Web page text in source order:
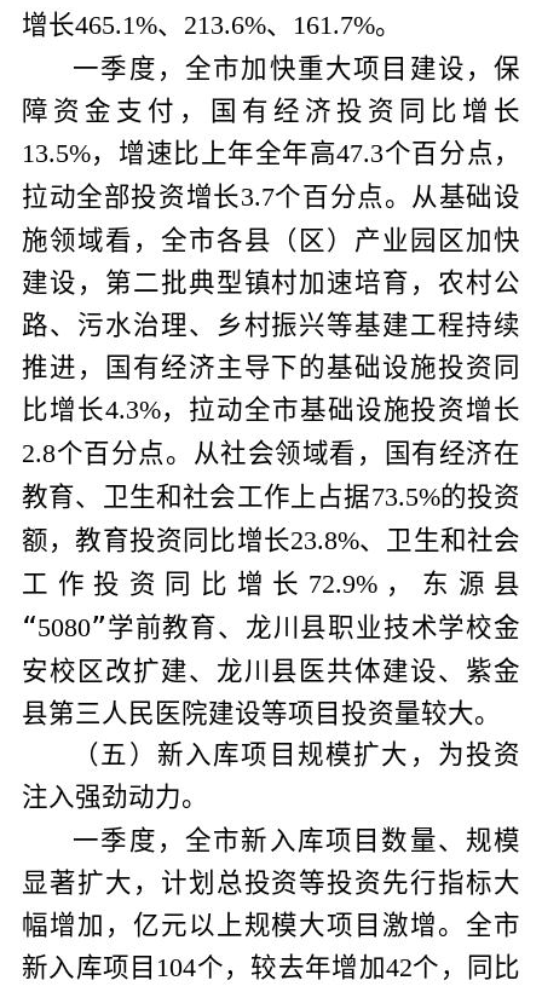
增长465.1%、 213.6%、 161.7%。
一季度，全市加快重大项目建设，保
障资金支付，国有经济投资同比增长
13.5%，增速比上年全年高47.3个百分点，
拉动全部投资增长3.7个百分点。从基础设
施领域看，全市各县（区）产业园区加快
建设，第二批典型镇村加速培育，农村公
路、污水治理、乡村振兴等基建工程持续
推进，国有经济主导下的基础设施投资同
比增长4.3%，拉动全市基础设施投资增长
2.8个百分点。从社会领域看，国有经济在
教育、卫生和社会工作上占据73.5%的投资
额，教育投资同比增长23.8%、卫生和社会
工作投资同比增长 72.9%，东源县
“5080”学前教育、龙川县职业技术学校金
安校区改扩建、龙川县医共体建设、紫金
县第三人民医院建设等项目投资量较大。
（五）新入库项目规模扩大，为投资
注入强劲动力。
一季度，全市新入库项目数量、规模
显著扩大，计划总投资等投资先行指标大
幅增加，亿元以上规模大项目激增。全市
新入库项目 104个，较去年增加42个，同比